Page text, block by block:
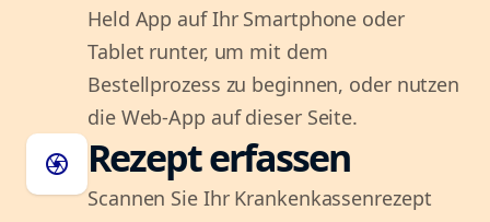
Held App auf Ihr Smartphone oder
Tablet runter, um mit dem
Bestellprozess zu beginnen, oder nutzen
die Web-App auf dieser Seite.
camera Rezept erfassen
Scannen Sie Ihr Krankenkassenrezept